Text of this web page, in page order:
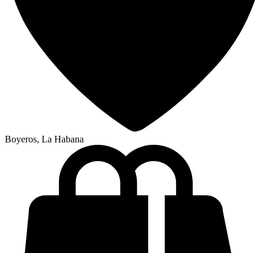
Boyeros, La Habana